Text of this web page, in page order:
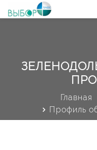
Главная
Профиль